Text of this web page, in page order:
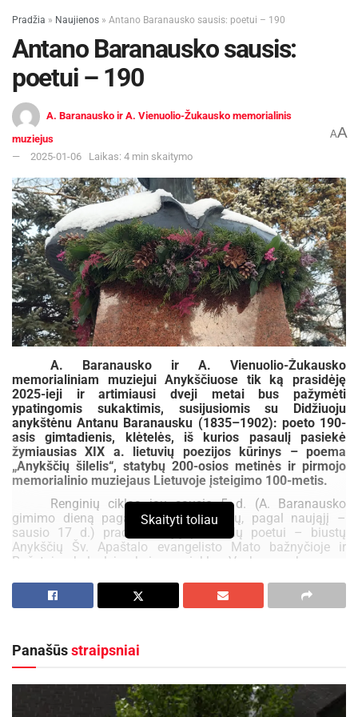
Pradžia » Naujienos » Antano Baranausko sausis: poetui – 190
Antano Baranausko sausis:
poetui – 190
A. Baranausko ir A. Vienuolio-Žukausko memorialinis
muziejus
2025-01-06
Laikas: 4 min skaitymo
AA
A. Baranausko ir A. Vienuolio-Žukausko
memorialiniam muziejui Anykščiuose tik ką prasidėję
2025-ieji ir artimiausi dveji metai bus pažymėti
ypatingomis sukaktimis, susijusiomis su Didžiuoju
anykštėnu Antanu Baranausku (1835–1902): poeto 190-
asis gimtadienis, klėtelės, iš kurios pasaulį pasiekė
žymiausias XIX a. lietuvių poezijos kūrinys – poema
„Anykščių šilelis“, statybų 200-osios metinės ir pirmojo
memorialinio muziejaus Lietuvoje įsteigimo 100-metis.
Renginių ciklas jau sausio 5 d. (A. Baranausko
gimimo dieną pagal senąjį kalendorių, pagal naująjį –
sausio 17 d.) pradėtas trijų paminklų poetui – biustų
Anykščių Šv. Apaštalo evangelisto Mato bažnyčioje ir
Rašytojų kalnelyje bei paminklo Vyskupo skvere –
Aktualios naujienos
Į Anykščius ateina verslumo įgūdžių ugdymo
programa, skirta vyresniems nei 50 metų
2026-08-06
Skaityti toliau
Panašūsstraipsniai